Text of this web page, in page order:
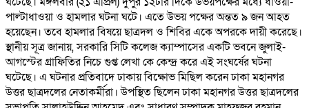
পাল্টাধাওয়া ও হামলার ঘটনা ঘটে। এতে উভয় পক্ষের অন্তত ৯ জন আহত
হয়েছেন। তবে হামলার বিষয়ে ছাত্রদল ও শিবির একে অপরকে দায়ী করেছে।
স্থানীয় সূত্র জানায়, সরকারি সিটি কলেজ ক্যাম্পাসের একটি ভবনে জুলাই-
আগস্টের গ্রাফিতির নিচে গুপ্ত লেখা কে কেন্দ্র করে এই সংঘর্ষের ঘটনা
ঘটেছে। এ ঘটনার প্রতিবাদে ঢাকায় বিক্ষোভ মিছিল করেন ঢাকা মহানগর
উত্তর ছাত্রদলের নেতাকর্মীরা। উপস্থিত ছিলেন ঢাকা মহানগর উত্তর ছাত্রদলের